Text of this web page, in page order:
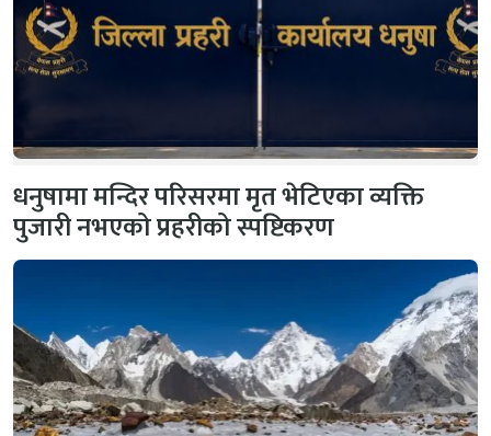
धनुषामा मन्दिर परिसरमा मृत भेटिएका व्यक्ति
पुजारी नभएको प्रहरीको स्पष्टिकरण